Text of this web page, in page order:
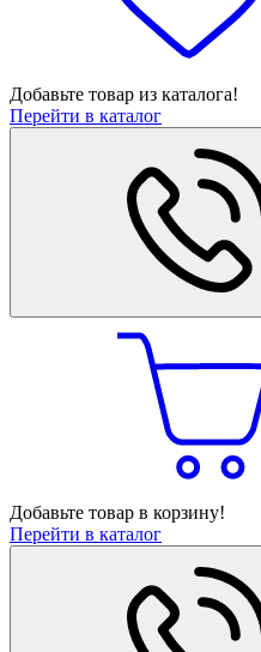
Добавьте товар из каталога!
Перейти в каталог
Добавьте товар в корзину!
Перейти в каталог